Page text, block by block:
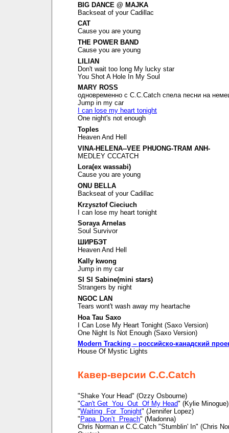
BIG DANCE @ MAJKA
Backseat of your Cadillac
CAT
Cause you are young
THE POWER BAND
Cause you are young
LILIAN
Don't wait too long My lucky star
You Shot A Hole In My Soul
MARY ROSS
одновременно с C.C.Catch спела песни на
Jump in my car
I can lose my heart tonight
One night's not enough
Toples
Heaven And Hell
VINA-HELENA--VEE PHUONG-TRAM ANH-
MEDLEY CCCATCH
Lora(ex wassabi)
Cause you are young
ONU BELLA
Backseat of your Cadillac
Krzysztof Cieciuch
I can lose my heart tonight
Soraya Arnelas
Soul Survivor
ШИРБЭТ
Heaven And Hell
Kally kwong
Jump in my car
SI SI Sabine(mini stars)
Strangers by night
NGOC LAN
Tears wont't wash away my heartache
Hoa Tau Saxo
I Can Lose My Heart Tonight (Saxo Version)
One Night Is Not Enough (Saxo Version)
Modern Tracking – российско-канадский
House Of Mystic Lights
Кавер-версии C.C.Catch
"Shake Your Head" (Ozzy Osbourne)
"Can't Get You Out Of My Head" (Kylie Minogue)
"Waiting For Tonight" (Jennifer Lopez)
" Papa Don’t Preach" (Madonna)
Chris Norman и C.C.Catch "Stumblin' In" (Chris